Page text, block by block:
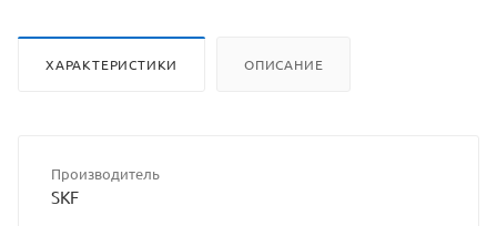
ХАРАКТЕРИСТИКИ ОПИСАНИЕ
Производитель
SKF